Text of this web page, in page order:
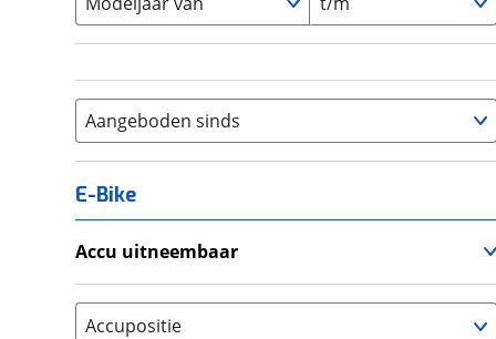
Aangeboden sinds
E-Bike
Accu uitneembaar
Nee, vast (0)
Accupositie